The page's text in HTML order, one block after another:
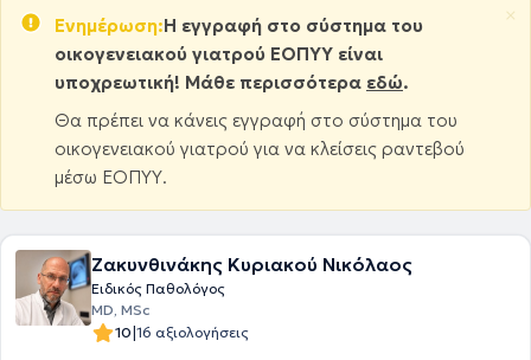
Ενημέρωση:Η εγγραφή στο σύστημα του
οικογενειακού γιατρού ΕΟΠΥΥ είναι
υποχρεωτική! Μάθε περισσότερα εδώ.
Θα πρέπει να κάνεις εγγραφή στο σύστημα του
οικογενειακού γιατρού για να κλείσεις ραντεβού
μέσω ΕΟΠΥΥ.
×
Ζακυνθινάκης Κυριακού Νικόλαος
Ειδικός Παθολόγος
MD, MSc
10|16 αξιολογήσεις